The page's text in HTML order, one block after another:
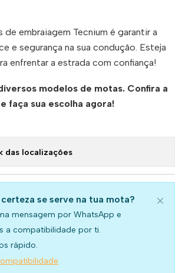
de embraiagem Tecnium é garantir a
e segurança na sua condução. Esteja
enfrentar a estrada com confiança!
modelos de motas. Confira a
faça sua escolha agora!
das localizações
se serve na tua mota?
mensagem por WhatsApp e
a compatibilidade por ti.
rápido.